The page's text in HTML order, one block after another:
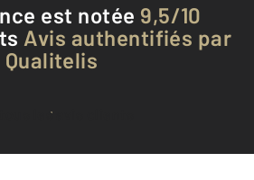
est notée 9,5/10
Avis authentifiés par
Qualitelis
tous les avis clients